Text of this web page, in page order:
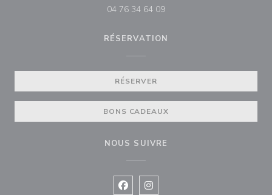
04 76 34 64 09
RÉSERVATION
RÉSERVER
BONS CADEAUX
NOUS SUIVRE
Facebook ((ouvre une nouvelle
Instagram ((ouvre une